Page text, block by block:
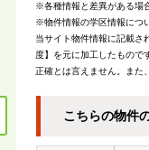
※各種情報と差異がある場
※物件情報の学区情報につ
当サイト物件情報に記載さ
度】を元に加工したもので
正確とは言えません。また
こちらの物件